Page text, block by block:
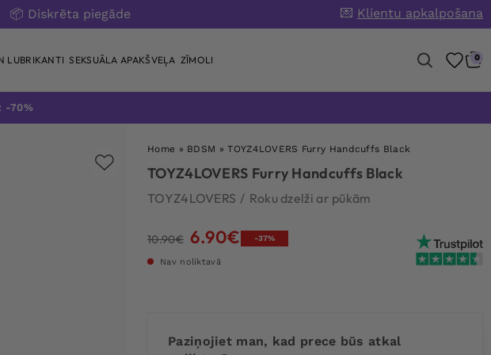
📦 Diskrēta piegāde 💌 Klientu apkalpošana
LUBRIKANTI SEKSUĀLA APAKŠVEĻA ZĪMOLI 0
-70%
Home » BDSM »TOYZ4LOVERS Furry Handcuffs Black
TOYZ4LOVERS Furry Handcuffs Black
TOYZ4LOVERS / Roku dzelži ar pūkām
10.90€ Original
6.90€ Current
-37%
Nav noliktavā
Paziņojiet man, kad prece būs atkal